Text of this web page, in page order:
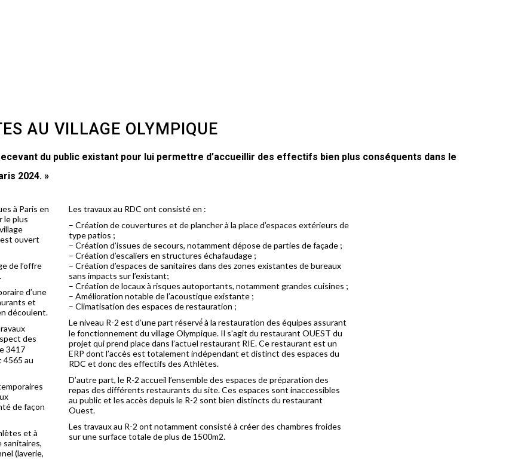
AU VILLAGE OLYMPIQUE
du public existant pour lui permettre d’accueillir des effectifs bien plus conséquents dans le
2024. »
à Paris en
le plus
ouvert
de l’offre
d’une
et
découlent.
des
3417
4565 au
de façon
et à
sanitaires,
(laverie,
Les travaux au RDC ont consisté en :
– Création de couvertures et de plancher à la place d’espaces extérieurs de
type patios ;
– Création d’issues de secours, notamment dépose de parties de façade ;
– Création d’escaliers en structures échafaudage ;
– Création d’espaces de sanitaires dans des zones existantes de bureaux
sans impacts sur l’existant;
– Création de locaux à risques autoportants, notamment grandes cuisines ;
– Amélioration notable de l’acoustique existante ;
– Climatisation des espaces de restauration ;
Le niveau R-2 est d’une part réservé́ à la restauration des équipes assurant
le fonctionnement du village Olympique. Il s’agit du restaurant OUEST du
projet qui prend place dans l’actuel restaurant RIE. Ce restaurant est un
ERP dont l’accès est totalement indépendant et distinct des espaces du
RDC et donc des effectifs des Athlètes.
D’autre part, le R-2 accueil l’ensemble des espaces de préparation des
repas des différents restaurants du site. Ces espaces sont inaccessibles
au public et les accès depuis le R-2 sont bien distincts du restaurant
Ouest.
Les travaux au R-2 ont notamment consisté à créer des chambres froides
sur une surface totale de plus de 1500m2.